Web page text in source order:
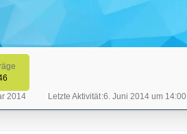
2014 Letzte Aktivität 6. Juni 2014 um 14:00